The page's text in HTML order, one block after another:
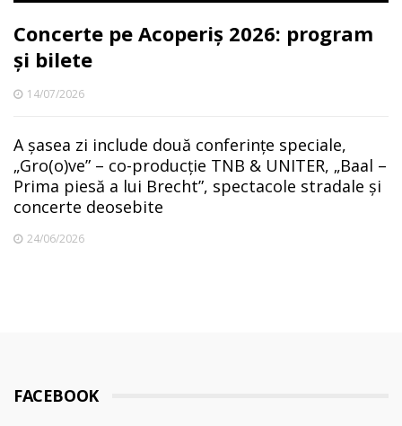
Concerte pe Acoperiș 2026: program
și bilete
14/07/2026
A șasea zi include două conferințe speciale,
„Gro(o)ve” – co-producție TNB & UNITER, „Baal –
Prima piesă a lui Brecht”, spectacole stradale și
concerte deosebite
24/06/2026
FACEBOOK